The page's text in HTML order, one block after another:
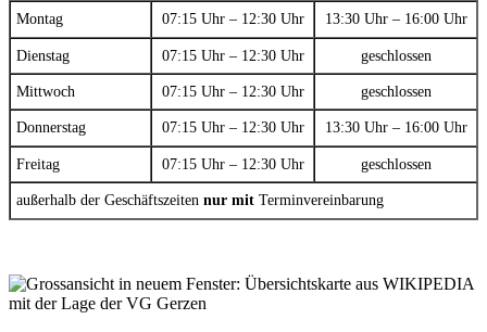
Montag 07:15 Uhr – 12:30 Uhr 13:30 Uhr – 16:00 Uhr
Dienstag 07:15 Uhr – 12:30 Uhr geschlossen
Mittwoch 07:15 Uhr – 12:30 Uhr geschlossen
Donnerstag 07:15 Uhr – 12:30 Uhr 13:30 Uhr – 16:00 Uhr
Freitag 07:15 Uhr – 12:30 Uhr geschlossen
außerhalb der Geschäftszeiten nur mit Terminvereinbarung